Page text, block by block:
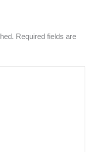
Required fields are